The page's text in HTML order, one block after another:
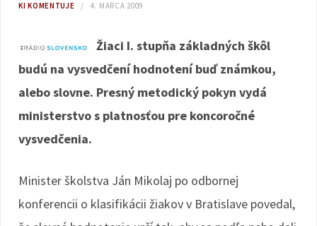
o
k
e
KI KOMENTUJE 4. MARCA 2009
Žiaci I. stupňa základných škôl
budú na vysvedčení hodnotení buď známkou,
alebo slovne. Presný metodický pokyn vydá
ministerstvo s platnosťou pre koncoročné
vysvedčenia.
Minister školstva Ján Mikolaj po odbornej
konferencii o klasifikácii žiakov v Bratislave povedal,